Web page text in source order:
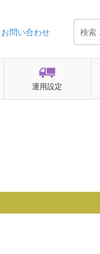
お問い合わせ
運用設定